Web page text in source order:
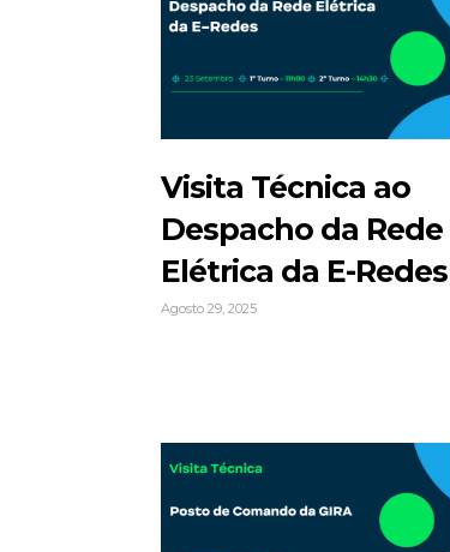
Visita Técnica ao
Despacho da Rede
Elétrica da E-Redes
Agosto 29, 2025